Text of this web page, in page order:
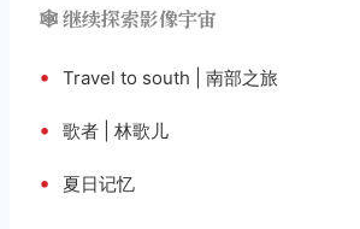
🕸️ 继续探索影像宇宙
• Travel to south | 南部之旅
• 歌者 | 林歌儿
• 夏日记忆